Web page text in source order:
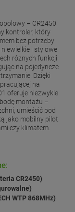
– CR2450
kontroler, który
bez potrzeby
i stylowe
różnych funkcji
na pojedyncze
Dzięki
na
oferuje niezwykle
montażu –
umieścić pod
jako mobilny pilot
czy klimatem.
CR2450)
WTP 868MHz)